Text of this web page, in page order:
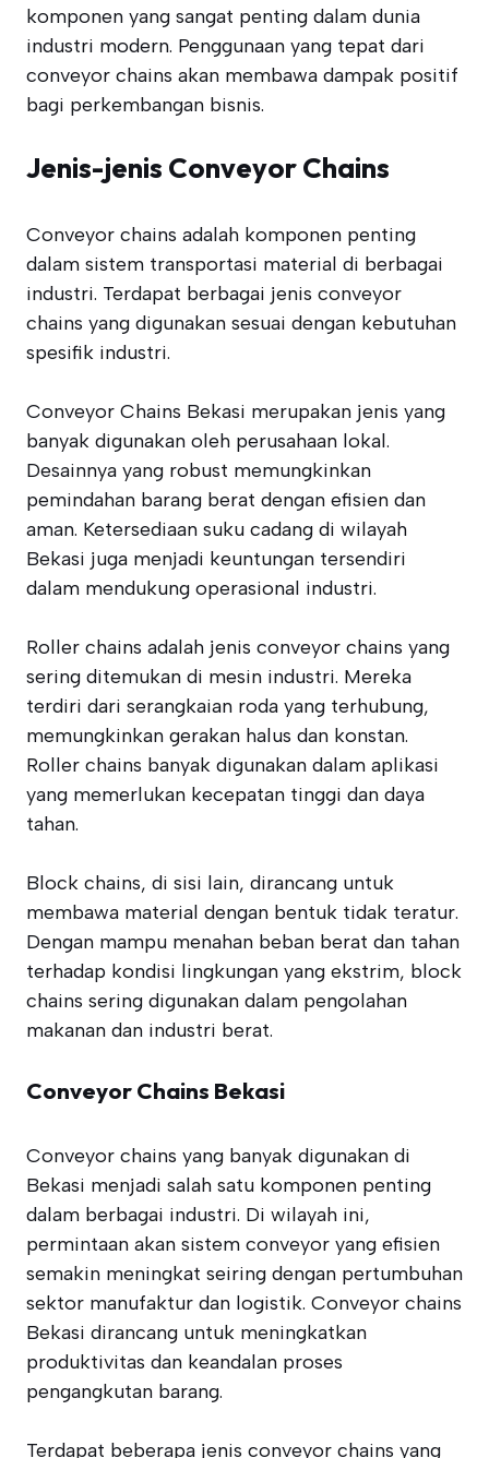
komponen yang sangat penting dalam dunia
industri modern. Penggunaan yang tepat dari
conveyor chains akan membawa dampak positif
bagi perkembangan bisnis.
Jenis-jenis Conveyor Chains
Conveyor chains adalah komponen penting
dalam sistem transportasi material di berbagai
industri. Terdapat berbagai jenis conveyor
chains yang digunakan sesuai dengan kebutuhan
spesifik industri.
Conveyor Chains Bekasi merupakan jenis yang
banyak digunakan oleh perusahaan lokal.
Desainnya yang robust memungkinkan
pemindahan barang berat dengan efisien dan
aman. Ketersediaan suku cadang di wilayah
Bekasi juga menjadi keuntungan tersendiri
dalam mendukung operasional industri.
Roller chains adalah jenis conveyor chains yang
sering ditemukan di mesin industri. Mereka
terdiri dari serangkaian roda yang terhubung,
memungkinkan gerakan halus dan konstan.
Roller chains banyak digunakan dalam aplikasi
yang memerlukan kecepatan tinggi dan daya
tahan.
Block chains, di sisi lain, dirancang untuk
membawa material dengan bentuk tidak teratur.
Dengan mampu menahan beban berat dan tahan
terhadap kondisi lingkungan yang ekstrim, block
chains sering digunakan dalam pengolahan
makanan dan industri berat.
Conveyor Chains Bekasi
Conveyor chains yang banyak digunakan di
Bekasi menjadi salah satu komponen penting
dalam berbagai industri. Di wilayah ini,
permintaan akan sistem conveyor yang efisien
semakin meningkat seiring dengan pertumbuhan
sektor manufaktur dan logistik. Conveyor chains
Bekasi dirancang untuk meningkatkan
produktivitas dan keandalan proses
pengangkutan barang.
Terdapat beberapa jenis conveyor chains yang